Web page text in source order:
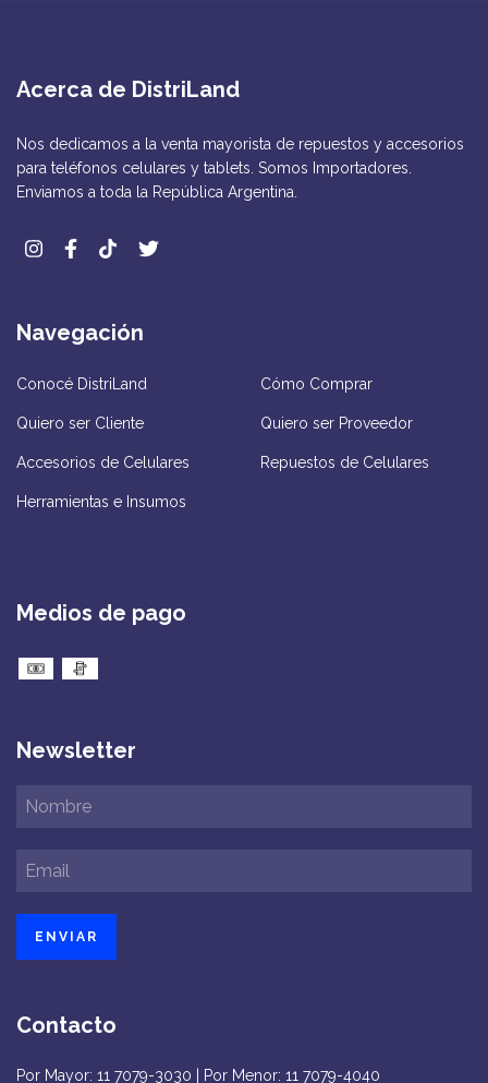
Acerca de DistriLand
Nos dedicamos a la venta mayorista de repuestos y accesorios
para teléfonos celulares y tablets. Somos Importadores.
Enviamos a toda la República Argentina.
Navegación
Conocé DistriLand Cómo Comprar
Quiero ser Cliente Quiero ser Proveedor
Accesorios de Celulares Repuestos de Celulares
Herramientas e Insumos
Medios de pago
Newsletter
Contacto
Por Mayor: 11 7079-3030 | Por Menor: 11 7079-4040